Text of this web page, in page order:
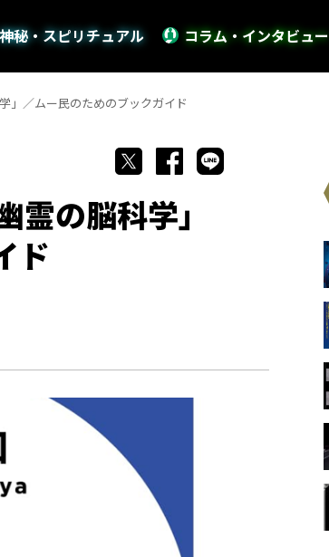
秘・スピリチュアル コラム・インタビュー
」／ムー民のためのブックガイド
の脳科学」
ド